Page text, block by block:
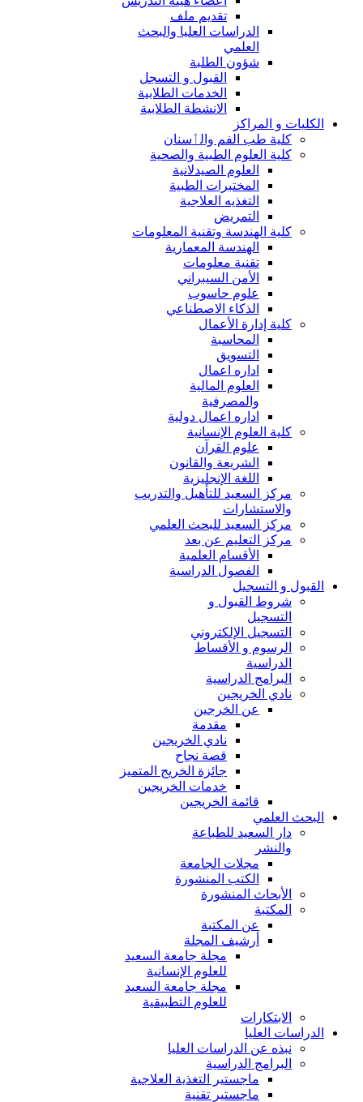
تقديم ملف
الدراسات العليا والبحث
العلمي
شؤون الطلبة
القبول و التسجل
الخدمات الطلابية
الانشطة الطلابية
الكليات و المراكز
كلية طب الفم والٲسنان
كلية العلوم الطبية والصحية
العلوم الصيدلانية
المختبرات الطبية
التغذيه العلاجية
التمريض
كلية الهندسة وتقنية المعلومات
الهندسة المعمارية
تقنية معلومات
الأمن السيبراني
علوم حاسوب
الذكاء الاصطناعي
كلية إدارة الأعمال
المحاسبة
التسويق
اداره اعمال
العلوم المالية
والمصرفية
اداره اعمال دولية
كلية العلوم الإنسانية
علوم القرآن
الشريعة والقانون
اللغة الإنجليزية
مركز السعيد للتأهيل والتدريب
والاستشارات
مركز السعيد للبحث العلمي
مركز التعليم عن بعد
الأقسام العلمية
الفصول الدراسية
القبول و التسجيل
شروط القبول و
التسجيل
التسجيل الإلكتروني
الرسوم و الأقساط
الدراسية
البرامج الدراسية
نادي الخريجين
عن الخرجين
مقدمة
نادي الخريجين
قصة نجاح
جائزة الخريج المتميز
خدمات الخريجين
قائمة الخريجين
البحث العلمي
دار السعيد للطباعة
والنشر
مجلات الجامعة
الكتب المنشورة
الأبحاث المنشورة
المكتبة
عن المكتبة
أرشيف المجلة
مجلة جامعة السعيد
للعلوم الإنسانية
مجلة جامعة السعيد
للعلوم التطبيقية
الابتكارات
الدراسات العليا
نبذه عن الدراسات العليا
البرامج الدراسية
ماجستير التغذية العلاجية
ماجستير تقنية